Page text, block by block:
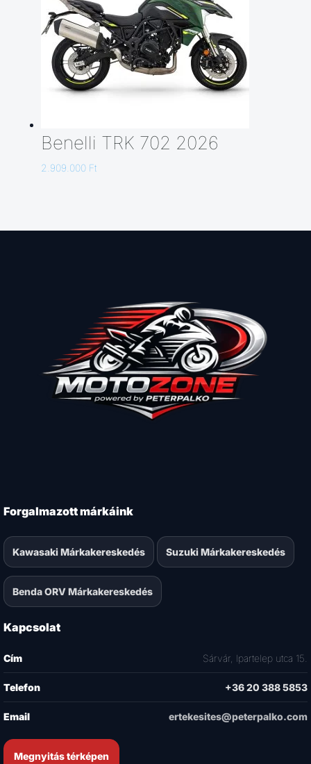
Benelli TRK 702 2026
2.909.000 Ft
Forgalmazott márkáink
Kawasaki Márkakereskedés Suzuki Márkakereskedés
Benda ORV Márkakereskedés
Kapcsolat
Cím Sárvár, Ipartelep utca 15.
Telefon +36 20 388 5853
Email ertekesites@peterpalko.com
Megnyitás térképen